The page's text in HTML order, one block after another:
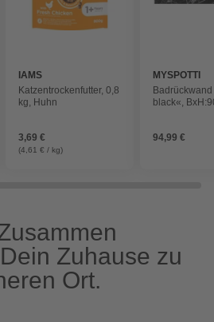
IAMS
Katzentrockenfutter, 0,8
kg, Huhn
3,69 €
(4,61 € / kg)
MYSPOTTI
black«,
94,99 €
Zuhause zu
Ort.